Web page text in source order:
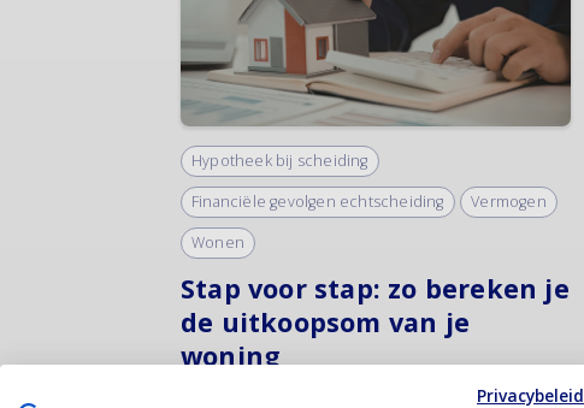
Hypotheek bij scheiding
Financiële gevolgen echtscheiding Vermogen
Wonen
Stap voor stap: zo bereken je
de uitkoopsom van je
woning
Privacybeleid